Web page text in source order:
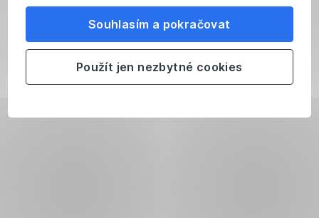
Souhlasím a pokračovat
Použít jen nezbytné cookies